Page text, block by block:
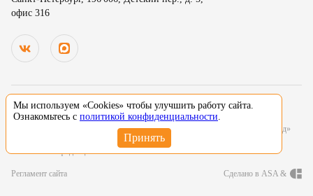
офис 316
© 2000-2026 Деликатный переезд зарегистрированный товарный знак. Все
исключительные права принадлежат ООО «Деликатный переезд Северо-Запад»
Политика конфиденциальности
Регламент сайта Сделано в ASA &
ремя для звонка
11
13
15
16
00
15
30
Нажимая на кнопку «Оставить заявку», вы даете согласие
на обработку персональных данных
Нажимая на кнопку «Оплатить», вы принимаете условия
даете согласие
Мы используем «Cookies» чтобы улучшить работу сайта.
Ознакомьтесь с политикой конфиденциальности.